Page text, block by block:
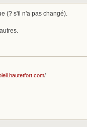
(? s'il n'a pas changé).
/